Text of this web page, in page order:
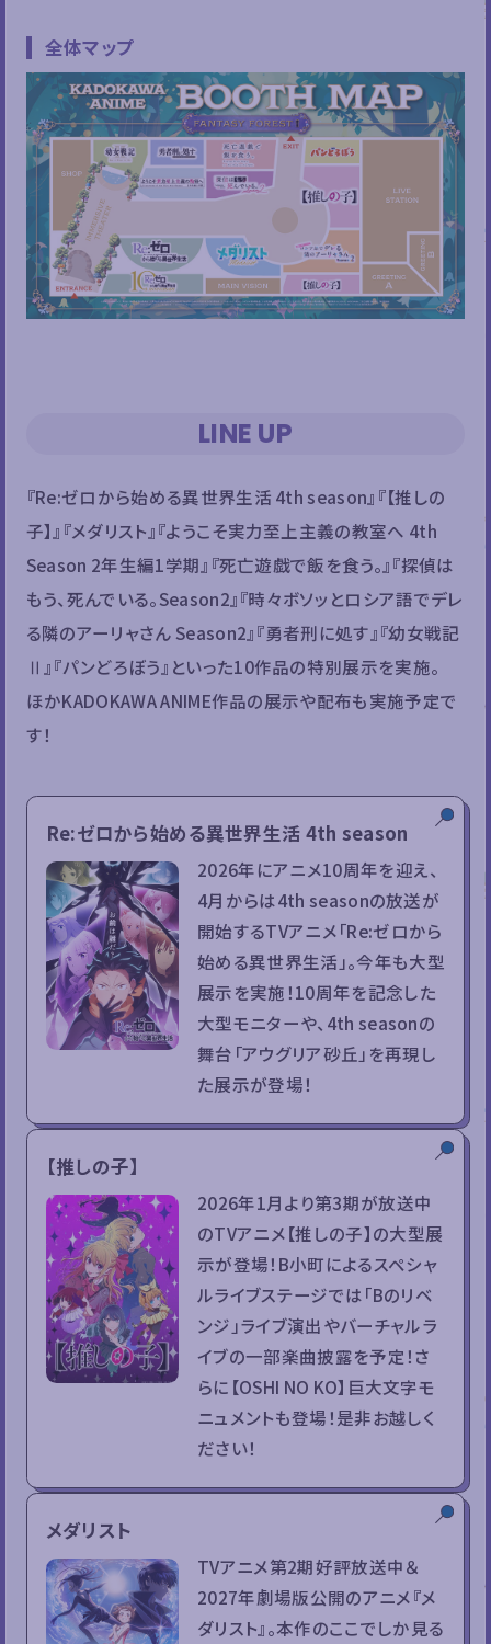
全体マップ
LINE UP
『Re:ゼロから始める異世界生活 4th season』『【推しの
子】』『メダリスト』『ようこそ実力至上主義の教室へ 4th
Season 2年生編1学期』『死亡遊戯で飯を食う。』『探偵は
もう、死んでいる。Season2』『時々ボソッとロシア語でデレ
る隣のアーリャさん Season2』『勇者刑に処す』『幼女戦記
Ⅱ』『パンどろぼう』といった10作品の特別展示を実施。
ほかKADOKAWA ANIME作品の展示や配布も実施予定で
す！
Re:ゼロから始める異世界生活 4th season
2026年にアニメ10周年を迎え、
4月からは4th seasonの放送が
開始するTVアニメ「Re:ゼロから
始める異世界生活」。今年も大型
展示を実施！10周年を記念した
大型モニターや、4th seasonの
舞台「アウグリア砂丘」を再現し
た展示が登場！
【推しの子】
2026年1月より第3期が放送中
のTVアニメ【推しの子】の大型展
示が登場！B小町によるスペシャ
ルライブステージでは「Bのリベ
ンジ」ライブ演出やバーチャルラ
イブの一部楽曲披露を予定！さ
らに【OSHI NO KO】巨大文字モ
ニュメントも登場！是非お越しく
ださい！
メダリスト
TVアニメ第2期好評放送中＆
2027年劇場版公開のアニメ『メ
ダリスト』。本作のここでしか見る